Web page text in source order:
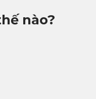
nào?